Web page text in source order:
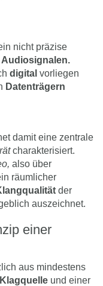
nicht präzise
Audiosignalen.
digital vorliegen
Datenträgern
damit eine zentrale
charakterisiert.
also über
räumlicher
der
auszeichnet.
einer
aus mindestens
Klagquelle und einer